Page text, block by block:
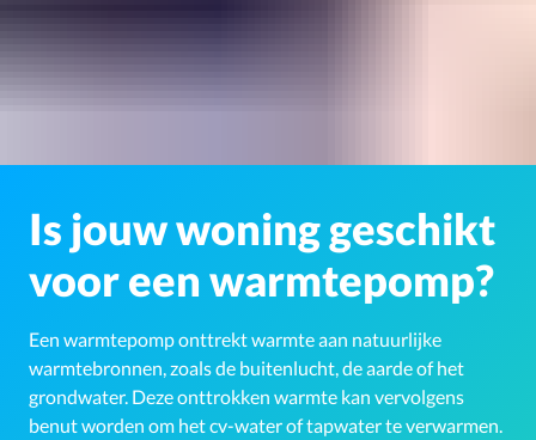
Is jouw woning geschikt
voor een warmtepomp?
Een warmtepomp onttrekt warmte aan natuurlijke
warmtebronnen, zoals de buitenlucht, de aarde of het
grondwater. Deze onttrokken warmte kan vervolgens
benut worden om het cv-water of tapwater te verwarmen.